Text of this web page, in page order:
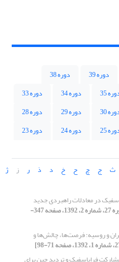
دوره 39
دوره 38
35 دوره 34
دوره 33
30 دوره 29
دوره 28
25 دوره 24
دوره 23
ث ج چ ح خ د ذ ر ز ژ
در معادلات راهبردی جدید
[دوره 27، شماره 2، 1392، صفحه 347-
و روسیه: فرصت‌ها، چالش‌ها و
فراپاسفیک و تردید ‏چین برای